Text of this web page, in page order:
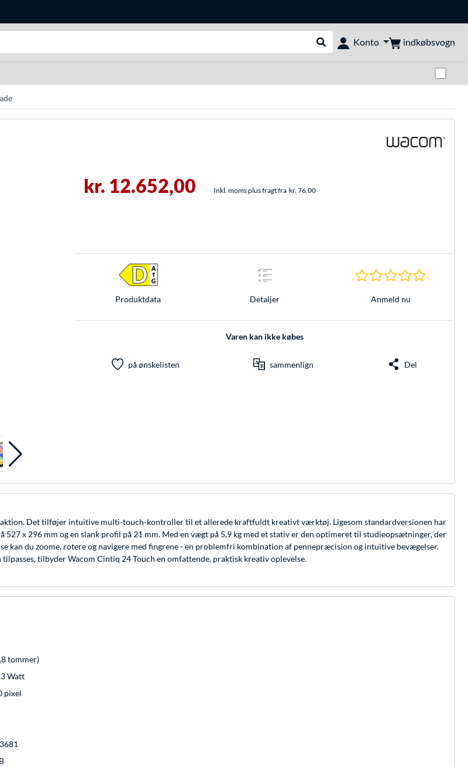
Udfør søgning
Konto indkøbsvogn
kr. 12.652,00 Inkl. moms plus fragt fra kr. 76,00
Produkt­data Detaljer
0.0
Anmeld nu
Varen kan ikke købes
på ønskelisten sammenlign Del
Det tilføjer intuitive multi-touch-kontroller til et allerede kraftfuldt kreativt værktøj. Ligesom standardversionen har
x 296 mm og en slank profil på 21 mm. Med en vægt på 5,9 kg med et stativ er den optimeret til studieopsætninger, der
du zoome, rotere og navigere med fingrene - en problemfri kombination af pennepræcision og intuitive bevægelser.
tilbyder Wacom Cintiq 24 Touch en omfattende, praktisk kreativ oplevelse.
tommer)
Watt
pixel